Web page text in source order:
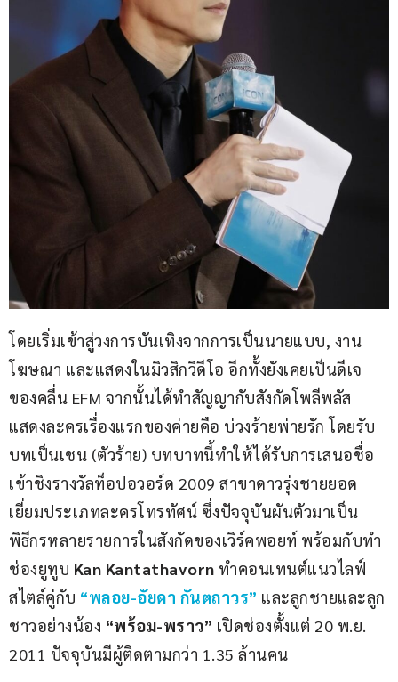
โดยเริ่มเข้าสู่วงการบันเทิงจากการเป็นนายแบบ, งาน
โฆษณา และแสดงในมิวสิกวิดีโอ อีกทั้งยังเคยเป็นดีเจ
ของคลื่น EFM จากนั้นได้ทำสัญญากับสังกัดโพลีพลัส
แสดงละครเรื่องแรกของค่ายคือ บ่วงร้ายพ่ายรัก โดยรับ
บทเป็นเชน (ตัวร้าย) บทบาทนี้ทำให้ได้รับการเสนอชื่อ
เข้าชิงรางวัลท็อปอวอร์ด 2009 สาขาดาวรุ่งชายยอด
เยี่ยมประเภทละครโทรทัศน์ ซึ่งปัจจุบันผันตัวมาเป็น
พิธีกรหลายรายการในสังกัดของเวิร์คพอยท์ พร้อมกับทำ
ช่องยูทูบ Kan Kantathavorn ทำคอนเทนต์แนวไลฟ์
สไตล์คู่กับ “พลอย-อัยดา กันต​ถาวร” และลูกชายและลูก
ชาวอย่างน้อง “พร้อม-พราว”​ เปิดช่องตั้งแต่ 20 พ.ย.
2011 ปัจจุบันมีผู้ติดตามกว่า 1.35 ล้านคน